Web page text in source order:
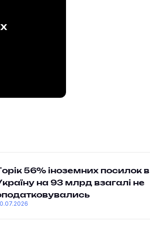
56% іноземних посилок в
на 93 млрд взагалі не